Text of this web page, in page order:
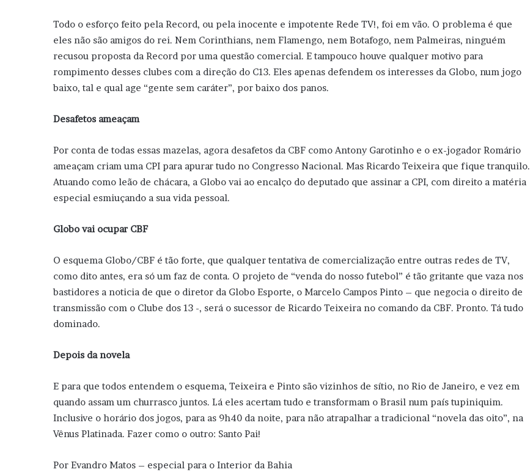
Todo o esforço feito pela Record, ou pela inocente e impotente Rede TV!, foi em vão. O problema é que
eles não são amigos do rei. Nem Corinthians, nem Flamengo, nem Botafogo, nem Palmeiras, ninguém
recusou proposta da Record por uma questão comercial. E tampouco houve qualquer motivo para
rompimento desses clubes com a direção do C13. Eles apenas defendem os interesses da Globo, num jogo
baixo, tal e qual age “gente sem caráter”, por baixo dos panos.
Desafetos ameaçam
Por conta de todas essas mazelas, agora desafetos da CBF como Antony Garotinho e o ex-jogador Romário
ameaçam criam uma CPI para apurar tudo no Congresso Nacional. Mas Ricardo Teixeira que fique tranquilo.
Atuando como leão de chácara, a Globo vai ao encalço do deputado que assinar a CPI, com direito a matéria
especial esmiuçando a sua vida pessoal.
Globo vai ocupar CBF
O esquema Globo/CBF é tão forte, que qualquer tentativa de comercialização entre outras redes de TV,
como dito antes, era só um faz de conta. O projeto de “venda do nosso futebol” é tão gritante que vaza nos
bastidores a noticia de que o diretor da Globo Esporte, o Marcelo Campos Pinto – que negocia o direito de
transmissão com o Clube dos 13 -, será o sucessor de Ricardo Teixeira no comando da CBF. Pronto. Tá tudo
dominado.
Depois da novela
E para que todos entendem o esquema, Teixeira e Pinto são vizinhos de sítio, no Rio de Janeiro, e vez em
quando assam um churrasco juntos. Lá eles acertam tudo e transformam o Brasil num país tupiniquim.
Inclusive o horário dos jogos, para as 9h40 da noite, para não atrapalhar a tradicional “novela das oito”, na
Vênus Platinada. Fazer como o outro: Santo Pai!
Por Evandro Matos – especial para o Interior da Bahia